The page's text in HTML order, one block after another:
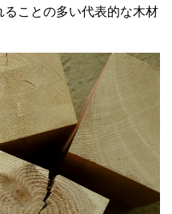
ことの多い代表的な木材